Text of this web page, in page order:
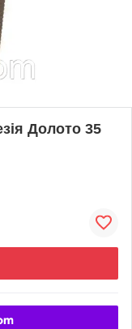
Долото 35